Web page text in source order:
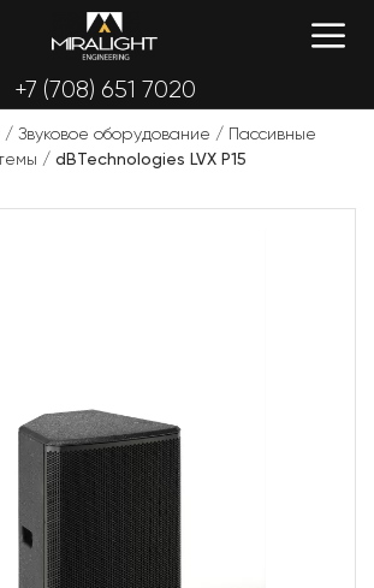
+7 (708) 651 7020
/ Звуковое оборудование / Пассивные
/ dBTechnologies LVX P15